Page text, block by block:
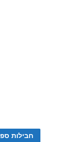
חבילות